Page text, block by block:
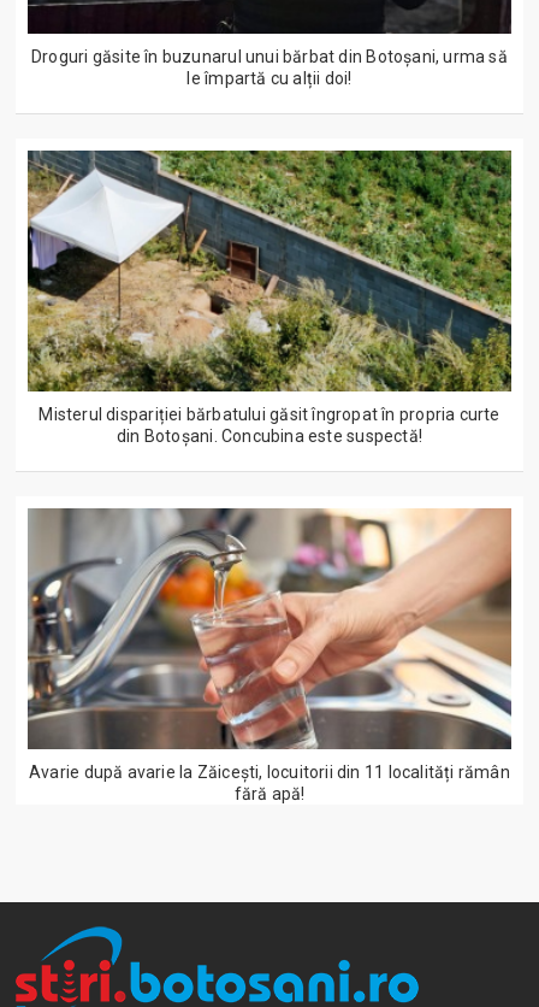
Droguri găsite în buzunarul unui bărbat din Botoșani, urma să
le împartă cu alții doi!
Misterul dispariției bărbatului găsit îngropat în propria curte
din Botoșani. Concubina este suspectă!
Avarie după avarie la Zăicești, locuitorii din 11 localități rămân
fără apă!